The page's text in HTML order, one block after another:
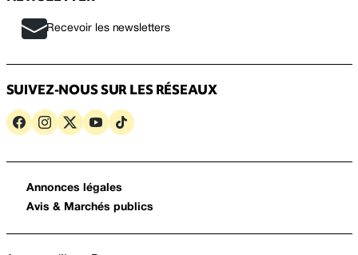
Recevoir les newsletters
SUIVEZ-NOUS SUR LES RÉSEAUX
Annonces légales
Avis & Marchés publics